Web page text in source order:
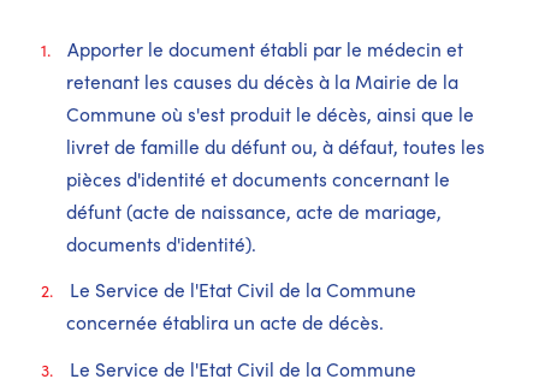
Apporter le document établi par le médecin et
retenant les causes du décès à la Mairie de la
Commune où s'est produit le décès, ainsi que le
livret de famille du défunt ou, à défaut, toutes les
pièces d'identité et documents concernant le
défunt (acte de naissance, acte de mariage,
documents d'identité).
Le Service de l'Etat Civil de la Commune
concernée établira un acte de décès.
Le Service de l'Etat Civil de la Commune